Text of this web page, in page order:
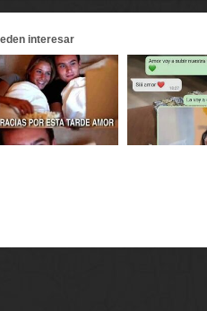
interesar